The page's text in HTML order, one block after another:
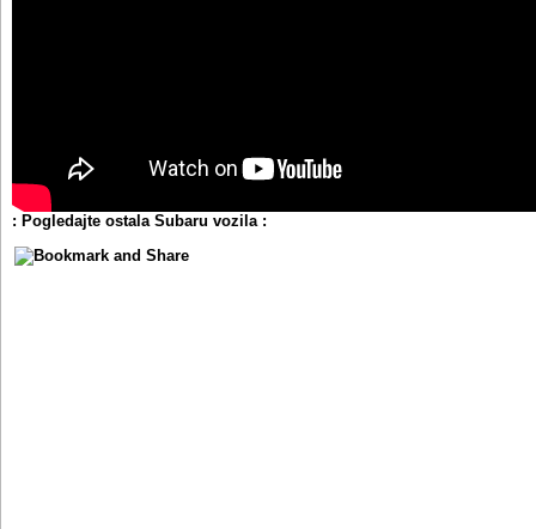
: Pogledajte ostala Subaru vozila :